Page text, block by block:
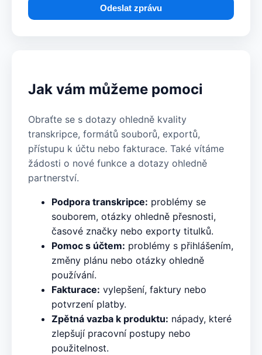
Odeslat zprávu
Jak vám můžeme pomoci
Obraťte se s dotazy ohledně kvality
transkripce, formátů souborů, exportů,
přístupu k účtu nebo fakturace. Také vítáme
žádosti o nové funkce a dotazy ohledně
partnerství.
Podpora transkripce: problémy se
souborem, otázky ohledně přesnosti,
časové značky nebo exporty titulků.
Pomoc s účtem: problémy s přihlášením,
změny plánu nebo otázky ohledně
používání.
Fakturace: vylepšení, faktury nebo
potvrzení platby.
Zpětná vazba k produktu: nápady, které
zlepšují pracovní postupy nebo
použitelnost.